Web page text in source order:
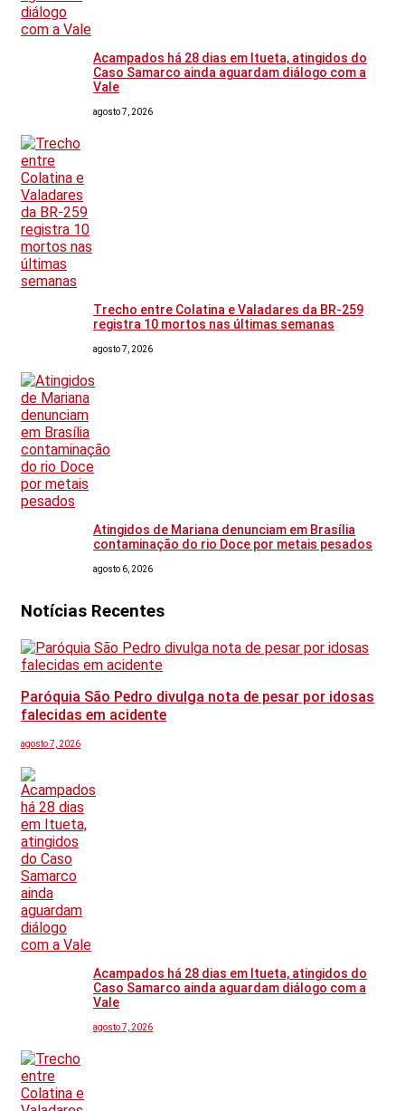
Acampados há 28 dias em Itueta, atingidos do
Caso Samarco ainda aguardam diálogo com a
Vale
agosto 7, 2026
Trecho entre Colatina e Valadares da BR-259
registra 10 mortos nas últimas semanas
agosto 7, 2026
Atingidos de Mariana denunciam em Brasília
contaminação do rio Doce por metais pesados
agosto 6, 2026
Notícias Recentes
Paróquia São Pedro divulga nota de pesar por idosas
falecidas em acidente
agosto 7, 2026
Acampados há 28 dias em Itueta, atingidos do
Caso Samarco ainda aguardam diálogo com a
Vale
agosto 7, 2026